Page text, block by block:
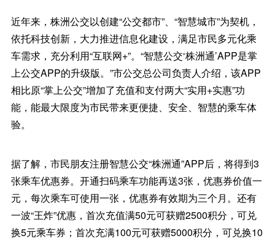
近年来，株洲公交以创建“公交都市”、“智慧城市”为契机，
依托科技创新，大力推进信息化建设，满足市民多元化乘
车需求，充分利用“互联网+”。“智慧公交‘株洲通’APP是掌
上公交APP的升级版。”市公交总公司负责人介绍，该APP
相比原“掌上公交”增加了充值和支付两大“实用+实惠”功
能，能最大限度为市民带来更便捷、安全、智慧的乘车体
验。
据了解，市民朋友注册智慧公交“株洲通”APP后，将得到3
张乘车优惠券。开通扫码乘车功能再送3张，优惠券价值一
元，每次乘车可使用一张，优惠券有效期为三个月。还有
一波“王炸”优惠，首次充值满50元可获赠2500积分，可兑
换5元乘车券；首次充满100元可获赠5000积分，可兑换10